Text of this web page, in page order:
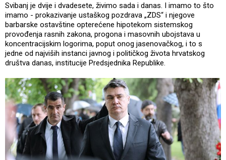
Svibanj je dvije i dvadesete, živimo sada i danas. I imamo to što
imamo - prokazivanje ustaškog pozdrava „ZDS“ i njegove
barbarske ostavštine opterećene hipotekom sistemskog
provođenja rasnih zakona, progona i masovnih ubojstava u
koncentracijskim logorima, poput onog jasenovačkog, i to s
jedne od najviših instanci javnog i političkog života hrvatskog
društva danas, institucije Predsjednika Republike.